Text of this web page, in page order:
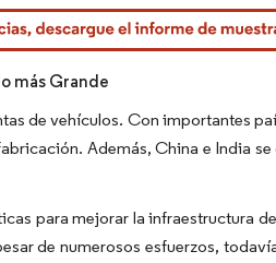
BY 4.0.
más Grande
de vehículos. Con importantes
Además, China e India
para mejorar la infraestructura
de numerosos esfuerzos,